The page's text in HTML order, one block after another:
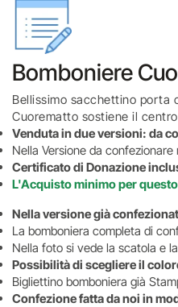
Bomboniere
Bellissimo sacchettino porta
Cuorematto sostiene il
Venduta in due versioni: da
Nella Versione da
Certificato di Donazione
L'Acquisto minimo per
Nella versione già
La bomboniera completa di
Nella foto si vede la scatola e
Possibilità di scegliere il
Bigliettino bomboniera già
Confezione fatta da noi in